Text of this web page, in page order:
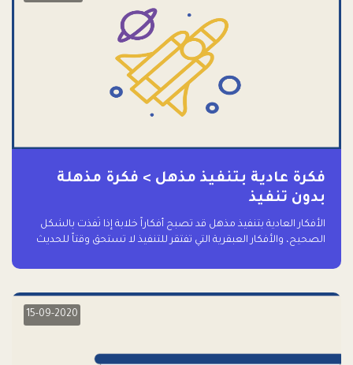
فكرة عادية بتنفيذ مذهل > فكرة مذهلة
بدون تنفيذ
الأفكار العادية بتنفيذ مذهل قد تصبح أفكاراً خلابة إذا نُفذت بالشكل
الصحيح، والأفكار العبقرية التي تفتقر للتنفيذ لا تستحق وقتاً للحديث
15-09-2020